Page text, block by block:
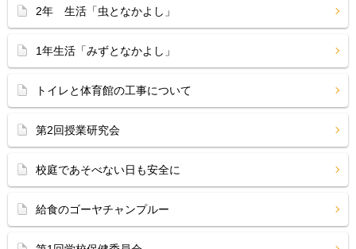
2年 生活「虫となかよし」
1年生活「みずとなかよし」
トイレと体育館の工事について
第2回授業研究会
校庭であそべない日も安全に
給食のゴーヤチャンプルー